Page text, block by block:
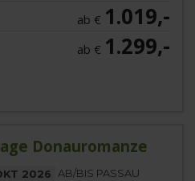
ab € 1.019,-
ab € 1.299,-
Donauromanze
2026 AB/BIS PASSAU